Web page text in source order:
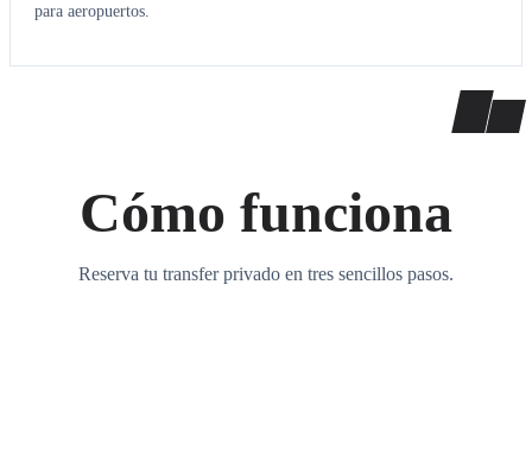
para aeropuertos.
Cómo funciona
Reserva tu transfer privado en tres sencillos pasos.